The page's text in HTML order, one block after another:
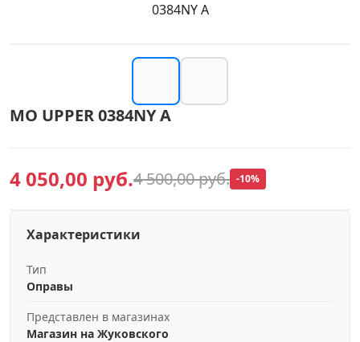
0384NY A
MO UPPER 0384NY A
4 050,00 руб.4 500,00 руб. -10%
Характеристики
Тип
Оправы
Представлен в магазинах
Магазин на Жуковского